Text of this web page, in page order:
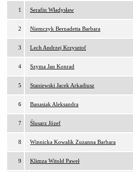
1 Serafin Władysław
2 Niemczyk Bernadetta Barbara
3 Lech Andrzej Krzysztof
4 Szyma Jan Konrad
5 Staniewski Jacek Arkadiusz
6 Banasiak Aleksandra
7 Ślusarz Józef
8 Winnicka Kowalik Zuzanna Barbara
9 Klimza Witold Paweł